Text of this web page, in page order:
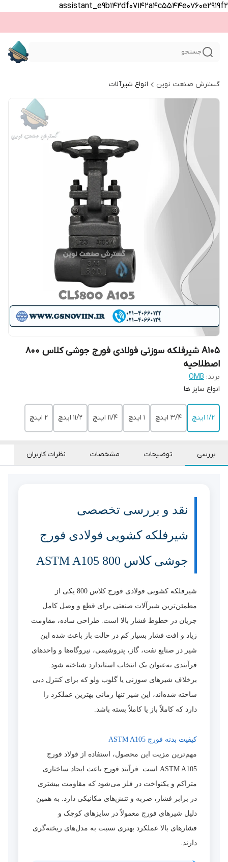
assistant_e9b142df07142a4c5544e0760e2919f2
جستجو
گسترش صنعت نوین انواع شیرآلات
A105 شیرفلکه سوزنی فولادی فورج جوشی کلاس 800
اصطلاحیه
برند: OMB
‌انواع سایز ها
۱/۲ اینچ ۳/۴ اینچ ۱ اینچ ۱۱/۴ اینچ ۱۱/۲ اینچ ۲ اینچ
بررسی توضیحات مشخصات نظرات کاربران
نقد و بررسی تخصصی
شیرفلکه کشویی فولادی فورج
جوشی کلاس 800 ASTM A105
شیرفلکه کشویی فولادی فورج کلاس 800 یکی از
مطمئن‌ترین شیرآلات صنعتی برای قطع و وصل کامل
جریان در خطوط فشار بالا است. طراحی ساده، مقاومت
زیاد و افت فشار بسیار کم در حالت باز باعث شده این
شیر در صنایع نفت، گاز، پتروشیمی، نیروگاه‌ها و واحدهای
فرآیندی به‌عنوان یک انتخاب استاندارد شناخته شود.
برخلاف شیرهای سوزنی یا گلوب ولو که برای کنترل دبی
ساخته شده‌اند، این شیر تنها زمانی بهترین عملکرد را
دارد که کاملاً باز یا کاملاً بسته باشد.
کیفیت بدنه فورج ASTM A105
مهم‌ترین مزیت این محصول، استفاده از فولاد فورج
ASTM A105 است. فرآیند فورج باعث ایجاد ساختاری
متراکم و یکنواخت در فلز می‌شود که مقاومت بیشتری
در برابر فشار، ضربه و تنش‌های مکانیکی دارد. به همین
دلیل شیرهای فورج معمولاً در سایزهای کوچک و
فشارهای بالا عملکرد بهتری نسبت به مدل‌های ریخته‌گری
دارند.